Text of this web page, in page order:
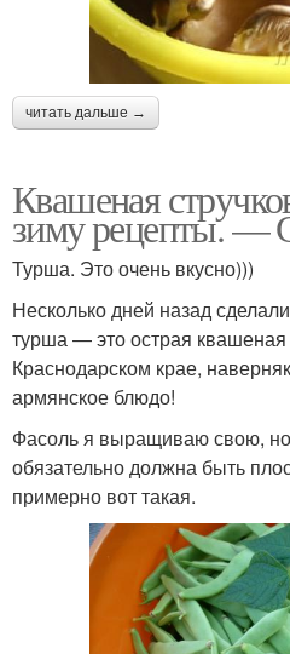
читать дальше →
Квашеная
зиму рецепты. —
Турша. Это очень вкусно)))
Несколько дней назад
турша — это острая
Краснодарском крае,
армянское блюдо!
Фасоль я выращиваю свою,
обязательно должна быть
примерно вот такая.